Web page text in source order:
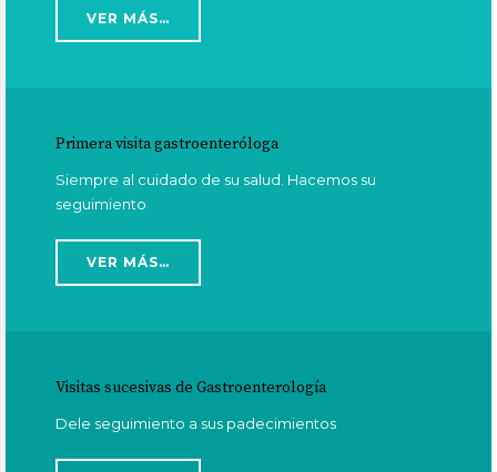
VER MÁS…
Primera visita gastroenteróloga
Siempre al cuidado de su salud. Hacemos su
seguimiento
VER MÁS…
Visitas sucesivas de Gastroenterología
Dele seguimiento a sus padecimientos